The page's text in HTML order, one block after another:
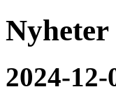
Nyheter
2024-12-